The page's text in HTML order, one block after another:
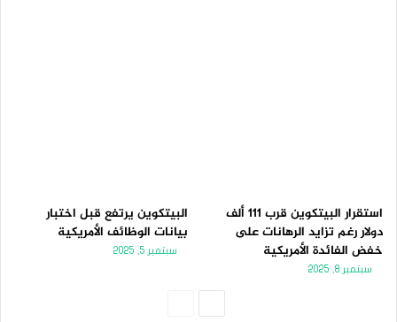
استقرار البيتكوين قرب 111 ألف
دولار رغم تزايد الرهانات على
خفض الفائدة الأمريكية
سبتمبر 8, 2025
البيتكوين يرتفع قبل اختبار
بيانات الوظائف الأمريكية
سبتمبر 5, 2025